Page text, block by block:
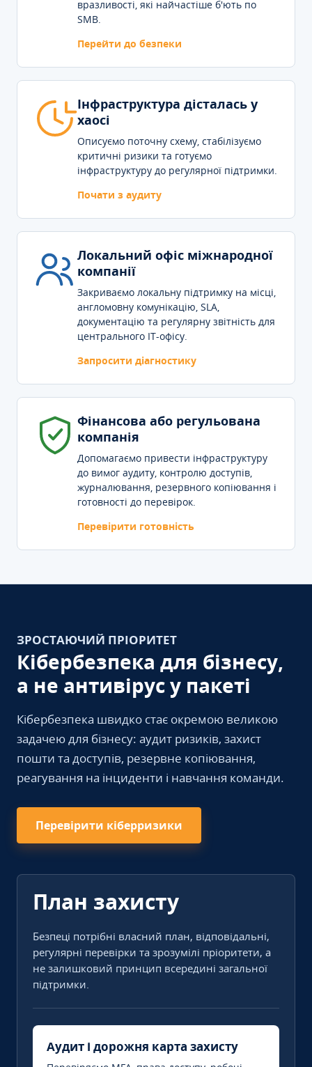
вразливості, які найчастіше б'ють по
SMB.
Перейти до безпеки
Інфраструктура дісталась у
хаосі
Описуємо поточну схему, стабілізуємо
критичні ризики та готуємо
інфраструктуру до регулярної підтримки.
Почати з аудиту
Локальний офіс міжнародної
компанії
Закриваємо локальну підтримку на місці,
англомовну комунікацію, SLA,
документацію та регулярну звітність для
центрального IT-офісу.
Запросити діагностику
Фінансова або регульована
компанія
Допомагаємо привести інфраструктуру
до вимог аудиту, контролю доступів,
журналювання, резервного копіювання і
готовності до перевірок.
Перевірити готовність
ЗРОСТАЮЧИЙ ПРІОРИТЕТ
Кібербезпека для бізнесу,
а не антивірус у пакеті
Кібербезпека швидко стає окремою великою
задачею для бізнесу: аудит ризиків, захист
пошти та доступів, резервне копіювання,
реагування на інциденти і навчання команди.
Перевірити кіберризики
План захисту
Безпеці потрібні власний план, відповідальні,
регулярні перевірки та зрозумілі пріоритети, а
не залишковий принцип всередині загальної
підтримки.
Аудит і дорожня карта захисту